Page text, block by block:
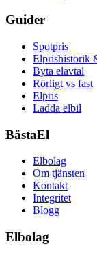
Guider
Spotpris
Elprishistorik
Byta elavtal
Rörligt vs fast
Elpris
Ladda elbil
BästaEl
Elbolag
Om tjänsten
Kontakt
Integritet
Blogg
Elbolag